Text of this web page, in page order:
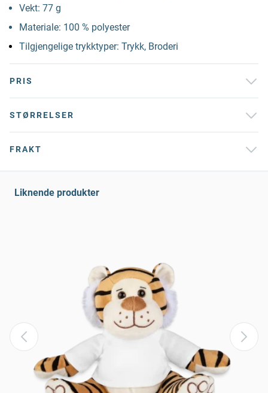
Vekt: 77 g
Materiale: 100 % polyester
Tilgjengelige trykktyper: Trykk, Broderi
PRIS
STØRRELSER
FRAKT
Liknende produkter